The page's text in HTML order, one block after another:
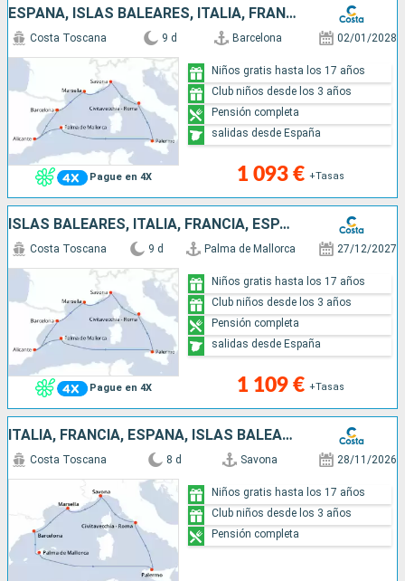
ESPAÑA, ISLAS BALEARES, ITALIA, FRANCIA
Pague en 4X
Costa Toscana 9 d Barcelona 02/01/2028
1 093 € +Tasas
Niños gratis hasta los 17 años
Club niños desde los 3 años
Pensión completa
salidas desde España
ISLAS BALEARES, ITALIA, FRANCIA, ESPAÑA
Pague en 4X
Costa Toscana 9 d Palma de Mallorca 27/12/2027
1 109 € +Tasas
Niños gratis hasta los 17 años
Club niños desde los 3 años
Pensión completa
salidas desde España
ITALIA, FRANCIA, ESPAÑA, ISLAS BALEARES
Costa Toscana 8 d Savona 28/11/2026
Niños gratis hasta los 17 años
Club niños desde los 3 años
Pensión completa